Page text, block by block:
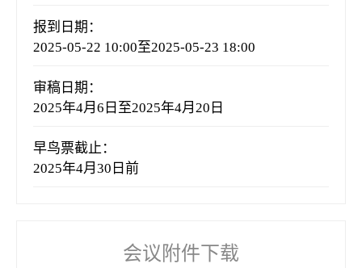
报到日期：
2025-05-22 10:00至2025-05-23 18:00
审稿日期：
2025年4月6日至2025年4月20日
早鸟票截止：
2025年4月30日前
会议附件下载